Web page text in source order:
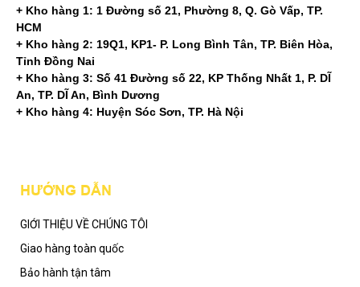
+ Kho hàng 1: 1 Đường số 21, Phường 8, Q. Gò Vấp, TP.
HCM
+ Kho hàng 2: 19Q1, KP1- P. Long Bình Tân, TP. Biên Hòa,
Tỉnh Đồng Nai
+ Kho hàng 3: Số 41 Đường số 22, KP Thống Nhất 1, P. DĨ
An, TP. DĨ An, Bình Dương
+ Kho hàng 4: Huyện Sóc Sơn, TP. Hà Nội
HƯỚNG DẪN
GIỚI THIỆU VỀ CHÚNG TÔI
Giao hàng toàn quốc
Bảo hành tận tâm